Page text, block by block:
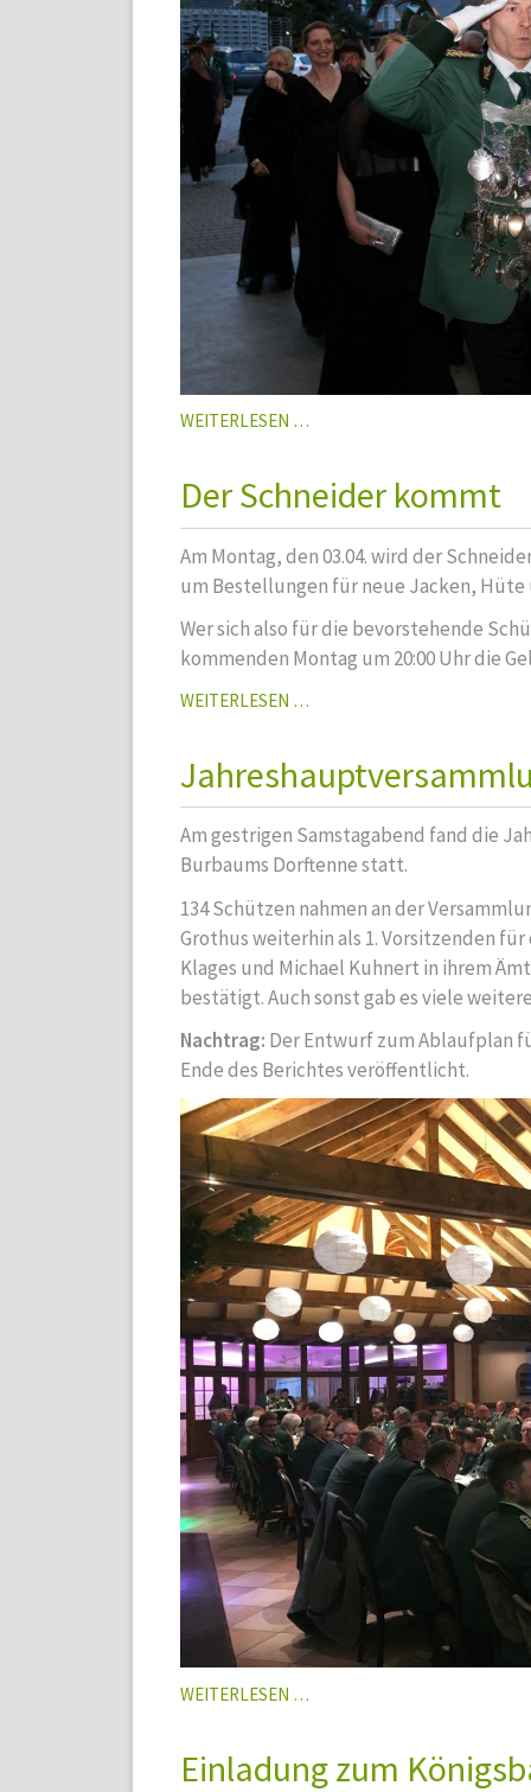
WEITERLESEN …
Der Schneider kommt
Am Montag, den 03.04. wird der
um Bestellungen für neue Jacken,
Wer sich also für die bevorstehende
kommenden Montag um 20:00 Uhr die
WEITERLESEN …
Am gestrigen Samstagabend fand die
Burbaums Dorftenne statt.
134 Schützen nahmen an der
Grothus weiterhin als 1. Vorsitzenden
Klages und Michael Kuhnert in ihrem
bestätigt. Auch sonst gab es viele
Nachtrag: Der Entwurf zum Ablaufplan
Ende des Berichtes veröffentlicht.
WEITERLESEN …
Einladung zum